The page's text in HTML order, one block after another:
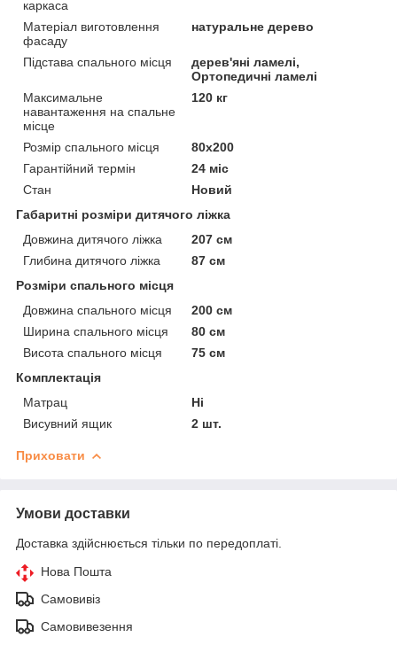
каркаса
Матеріал виготовлення
фасаду
натуральне дерево
Підстава спального місця
дерев'яні ламелі,
Ортопедичні ламелі
Максимальне
навантаження на спальне
місце
120 кг
Розмір спального місця
80х200
Гарантійний термін
24 міс
Стан
Новий
Габаритні розміри дитячого ліжка
Довжина дитячого ліжка
207 см
Глибина дитячого ліжка
87 см
Розміри спального місця
Довжина спального місця
200 см
Ширина спального місця
80 см
Висота спального місця
75 см
Комплектація
Матрац
Ні
Висувний ящик
2 шт.
Приховати
Умови доставки
Доставка здійснюється тільки по передоплаті.
Нова Пошта
Самовивіз
Самовивезення